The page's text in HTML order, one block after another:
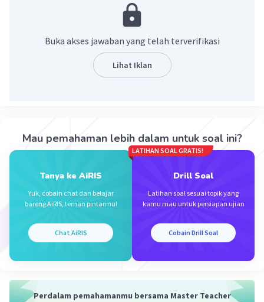
adalah media basah. Dalam
seni rupa dua dimensi
untuk menggunakan
media basah
adalah
dengan cara mencampurkan zat warna pada
suatu pengencer, seperti minyak atau air terlebih
dahulu baru digunakan untuk mewarnai bidang
05 April 2024 05:25
memerlukan air sebagai pengencer.
Beri Rating·5.0(1) Balas
Buka akses jawaban yang telah terverifikasi
Lihat Iklan
Mau pemahaman lebih dalam untuk soal ini?
Tanya ke AiRIS
Yuk, cobain chat dan belajar
bareng AiRIS, teman pintarmu!
Chat AiRIS
LATIHAN SOAL GRATIS!
Drill Soal
Latihan soal sesuai topik yang
kamu mau untuk persiapan ujian
Cobain Drill Soal
Perdalam pemahamanmu bersama Master Teacher